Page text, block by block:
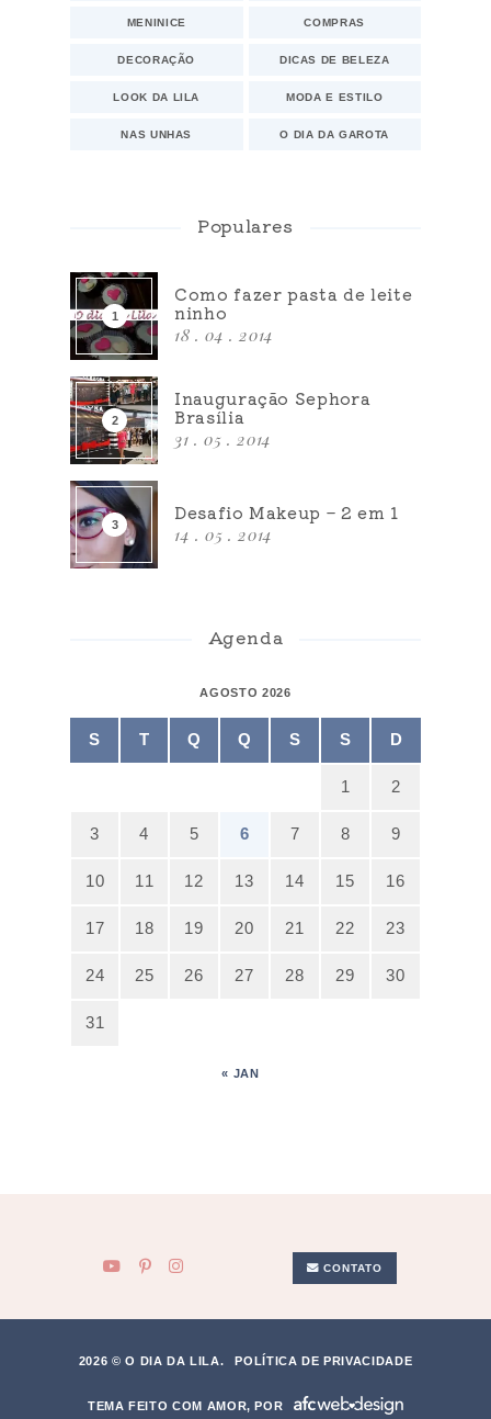
MENINICE COMPRAS
DECORAÇÃO DICAS DE BELEZA
LOOK DA LILA MODA E ESTILO
NAS UNHAS O DIA DA GAROTA
Populares
Como fazer pasta de leite
ninho
18 . 04 . 2014
Inauguração Sephora
Brasília
31 . 05 . 2014
Desafio Makeup – 2 em 1
14 . 05 . 2014
Agenda
AGOSTO 2026
S T Q Q S S D
1 2
3 4 5 6 7 8 9
10 11 12 13 14 15 16
17 18 19 20 21 22 23
24 25 26 27 28 29 30
31
« JAN
CONTATO
2026 © O DIA DA LILA. POLÍTICA DE PRIVACIDADE
TEMA FEITO COM AMOR, POR